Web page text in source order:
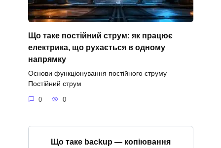
Що таке постійний струм: як працює
електрика, що рухається в одному
напрямку
Основи функціонування постійного струму
Постійний струм
0 0
Що таке backup — копіювання